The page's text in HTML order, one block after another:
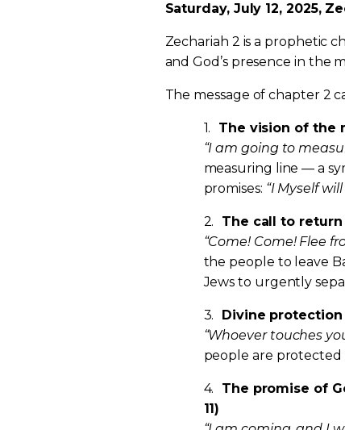
Saturday, July 12, 2025,
Zechariah 2 is a prophetic
and God’s presence in the
The message of chapter 2
1.
The vision of the
“I am going to
measuring line — a
promises: “I Myself
2.
The call to return
“Come! Come! Flee
the people to leave
Jews to urgently
3.
Divine protection
“Whoever touches
people are protected
4.
The promise of
11)